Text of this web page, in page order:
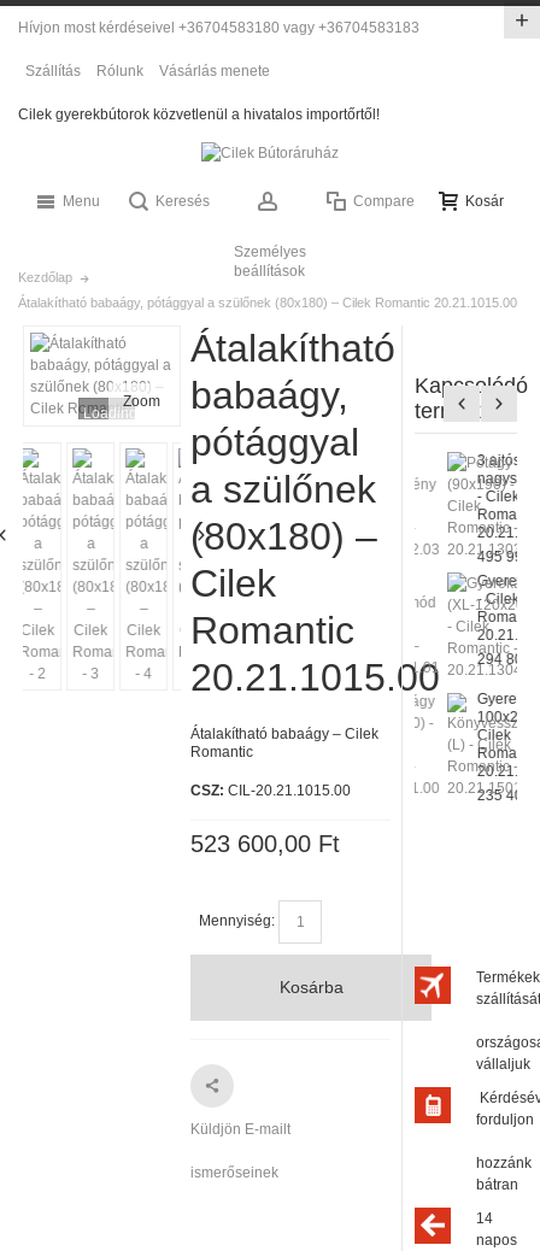
Hívjon most kérdéseivel +36704583180 vagy +36704583183
Szállítás Rólunk Vásárlás menete
Cilek gyerekbútorok közvetlenül a hivatalos importőrtől!
Menu Keresés
Személyes
beállítások
Compare Kosár
Kezdőlap
Átalakítható babaágy, pótággyal a szülőnek (80x180) – Cilek Romantic 20.21.1015.00
Loading...
Zoom
Átalakítható
babaágy,
pótággyal
a szülőnek
(80x180) –
Cilek
Romantic
20.21.1015.00
Átalakítható babaágy – Cilek
Romantic
CSZ:CIL-20.21.1015.00
523 600,00 Ft
Mennyiség:
Kosárba
Küldjön E-mailt
ismerőseinek
Kapcsolódó
termékek
3 ajtós
- Cilek
Romantic -
495 990,00
- Cilek
Romantic –
294 800,00
Gyerekágy
100x200) -
Cilek
Romantic -
235 400,00
Termékek
szállítását
vállaljuk
forduljon
hozzánk
bátran
14
napos